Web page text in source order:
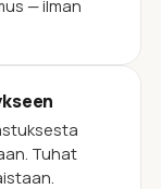
— ilman
Tuhat